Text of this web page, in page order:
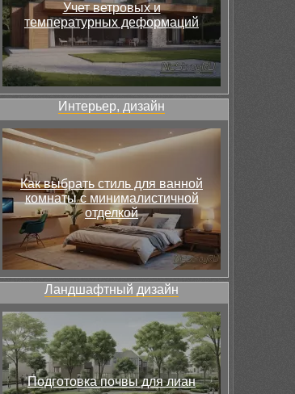
Учет ветровых и
температурных деформаций
Интерьер, дизайн
Как выбрать стиль для ванной
комнаты с минималистичной
отделкой
Ландшафтный дизайн
Подготовка почвы для лиан